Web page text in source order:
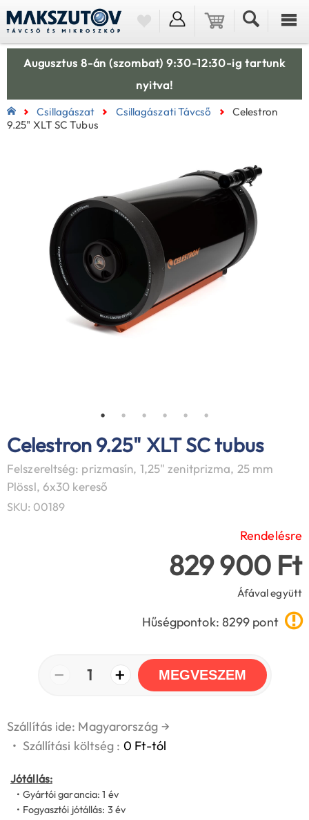
Augusztus 8-án (szombat) 9:30-12:30-ig tartunk
nyitva!
Csillagászat Csillagászati Távcső
Celestron
9.25" XLT SC Tubus
Celestron 9.25" XLT SC tubus
Felszereltség: prizmasín, 1,25" zenitprizma, 25 mm
Plössl, 6x30 kereső
SKU: 00189
Rendelésre
829 900 Ft
Áfával együtt
Hűségpontok: 8299 pont
− 1 + MEGVESZEM
Szállítás ide: Magyarország →
• Szállítási költség : 0 Ft-tól
Jótállás:
• Gyártói garancia: 1 év
• Fogyasztói jótállás: 3 év